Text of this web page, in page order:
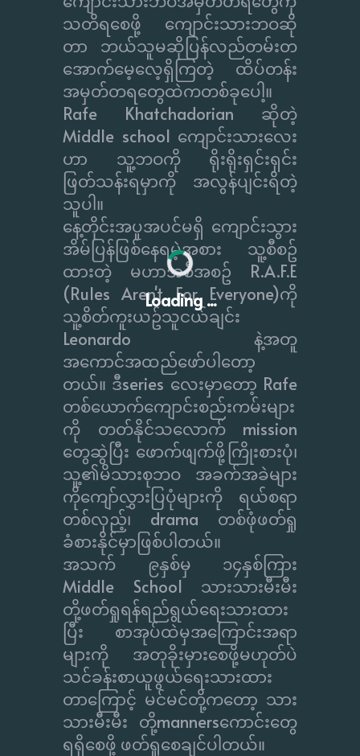
Loading ...
သတိရစေဖို့ ကျောင်းသားဘဝဆို
တာ ဘယ်သူမဆိုပြန်လည်တမ်းတ
အောက်မေ့လေ့ရှိကြတဲ့ ထိပ်တန်း
အမှတ်တရတွေထဲကတစ်ခုပေါ့။
Rafe Khatchadorian ဆိုတဲ့
Middle school ကျောင်းသားလေး
ဟာ သူ့ဘဝကို ရိုးရိုးရှင်းရှင်း
ဖြတ်သန်းရမှာကို အလွန်ပျင်းရိတဲ့
သူပါ။
နေ့တိုင်းအပူအပင်မရှိ ကျောင်းသွား
အိမ်ပြန်ဖြစ်နေရမဲ့အစား သူ့စီစဥ်
ထားတဲ့ မဟာအစီအစဥ် R.A.F.E
(Rules Aren't For Everyone)ကို
သူ့စိတ်ကူးယဥ်သူငယ်ချင်း
Leonardo နဲ့အတူ
အကောင်အထည်ဖော်ပါတော့
တယ်။ ဒီseries လေးမှာတော့ Rafe
တစ်ယောက်ကျောင်းစည်းကမ်းများ
ကို တတ်နိုင်သလောက် mission
တွေဆွဲပြီး ဖောက်ဖျက်ဖို့ကြိုးစားပုံ၊
သူ့၏မိသားစုဘဝ အခက်အခဲများ
ကိုကျော်လွှားပြပုံများကို ရယ်စရာ
တစ်လှည့်၊ drama တစ်ဖုံဖတ်ရှု
ခံစားနိုင်မှာဖြစ်ပါတယ်။
အသက် ၉နှစ်မှ ၁၄နှစ်ကြား
Middle School သားသားမီးမီး
တို့ဖတ်ရှုရန်ရည်ရွယ်ရေးသားထား
ပြီး စာအုပ်ထဲမှအကြောင်းအရာ
များကို အတုခိုးမှားစေဖို့မဟုတ်ပဲ
သင်ခန်းစာယူဖွယ်ရေးသားထား
တာကြောင့် မင်မင်တို့ကတော့ သား
သားမီးမီး တို့mannersကောင်းတွေ
ရရှိစေဖို့ ဖတ်ရှုစေချင်ပါတယ်။